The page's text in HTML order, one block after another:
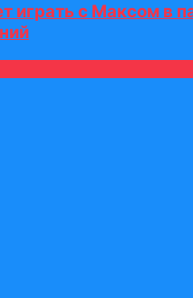
играть с Максом в